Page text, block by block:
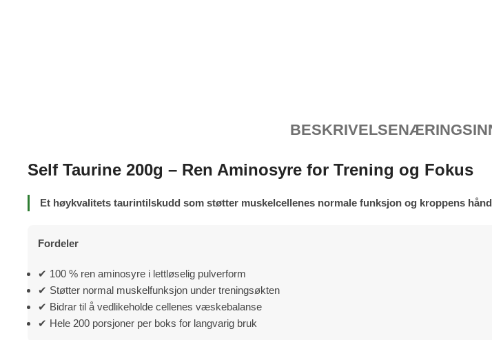
BESKRIVELSE
Self Taurine 200g – Ren Aminosyre for Trening og Fokus
Et høykvalitets taurintilskudd som støtter muskelcellenes normale funksjon og kroppens
Fordeler
✔ 100 % ren aminosyre i lettløselig pulverform
✔ Støtter normal muskelfunksjon under treningsøkten
✔ Bidrar til å vedlikeholde cellenes væskebalanse
✔ Hele 200 porsjoner per boks for langvarig bruk